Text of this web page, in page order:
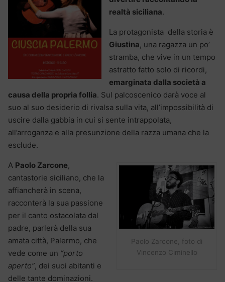
realtà siciliana.
La protagonista della storia è
Giustina, una ragazza un po’
stramba, che vive in un tempo
astratto fatto solo di ricordi,
emarginata dalla società a
causa della propria follia. Sul palcoscenico darà voce al
suo al suo desiderio di rivalsa sulla vita, all’impossibilità di
uscire dalla gabbia in cui si sente intrappolata,
all’arroganza e alla presunzione della razza umana che la
esclude.
Paolo Zarcone, foto di
Vincenzo Ciminello
A Paolo Zarcone,
cantastorie siciliano, che la
affiancherà in scena,
racconterà la sua passione
per il canto ostacolata dal
padre, parlerà della sua
amata città, Palermo, che
vede come un “porto
aperto”, dei suoi abitanti e
delle tante dominazioni.